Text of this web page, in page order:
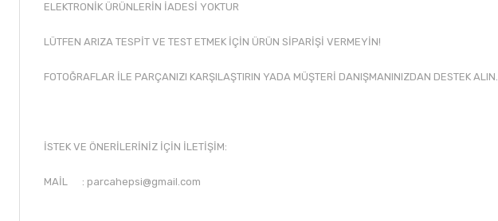
ELEKTRONİK ÜRÜNLERİN İADESİ YOKTUR
LÜTFEN ARIZA TESPİT VE TEST ETMEK İÇİN ÜRÜN SİPARİŞİ VERMEYİN!
FOTOĞRAFLAR İLE PARÇANIZI KARŞILAŞTIRIN YADA MÜŞTERİ DANIŞMANINIZDAN DESTEK ALIN.
İSTEK VE ÖNERİLERİNİZ İÇİN İLETİŞİM:
MAİL : parcahepsi@gmail.com